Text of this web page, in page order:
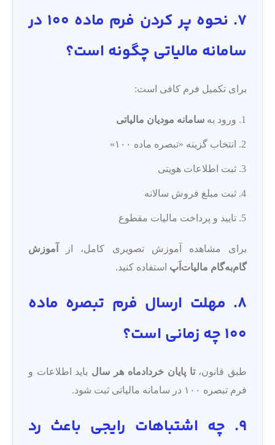
7. نحوه پر کردن فرم ماده 100 در
سامانه مالیاتی چگونه است؟
برای تکمیل فرم کافی است:
ورود به سامانه مودیان مالیاتی
انتخاب گزینه «تبصره ماده ۱۰۰»
ثبت اطلاعات هویتی
ثبت مبلغ فروش سالانه
تایید و پرداخت مالیات مقطوع
برای مشاهده آموزش تصویری کامل، از
آموزش
گام‌به‌گام مالیات‌اَپ استفاده کنید.
8. مهلت ارسال فرم تبصره ماده
۱۰۰ چه زمانی است؟
طبق قانون،تا پایان خردادماه هر سال باید اطلاعات و
فرم تبصره ۱۰۰ در سامانه مالیاتی ثبت شود.
9. چه اشتباهات رایجی باعث رد